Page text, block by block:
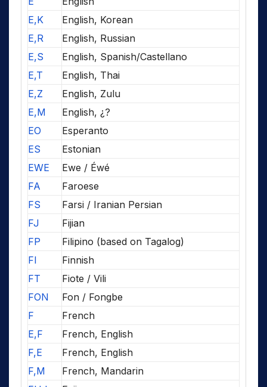
E,K
English, Korean
E,R
English, Russian
E,S
English, Spanish/Castellano
E,T
English, Thai
E,Z
English, Zulu
E,M
English, ¿?
EO
Esperanto
ES
Estonian
EWE
Ewe / Éwé
FA
Faroese
FS
Farsi / Iranian Persian
FJ
Fijian
FP
Filipino (based on Tagalog)
FI
Finnish
FT
Fiote / Vili
FON
Fon / Fongbe
F
French
E,F
French, English
F,E
French, English
F,M
French, Mandarin